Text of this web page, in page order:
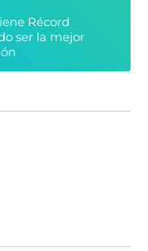
Récord
ser la mejor